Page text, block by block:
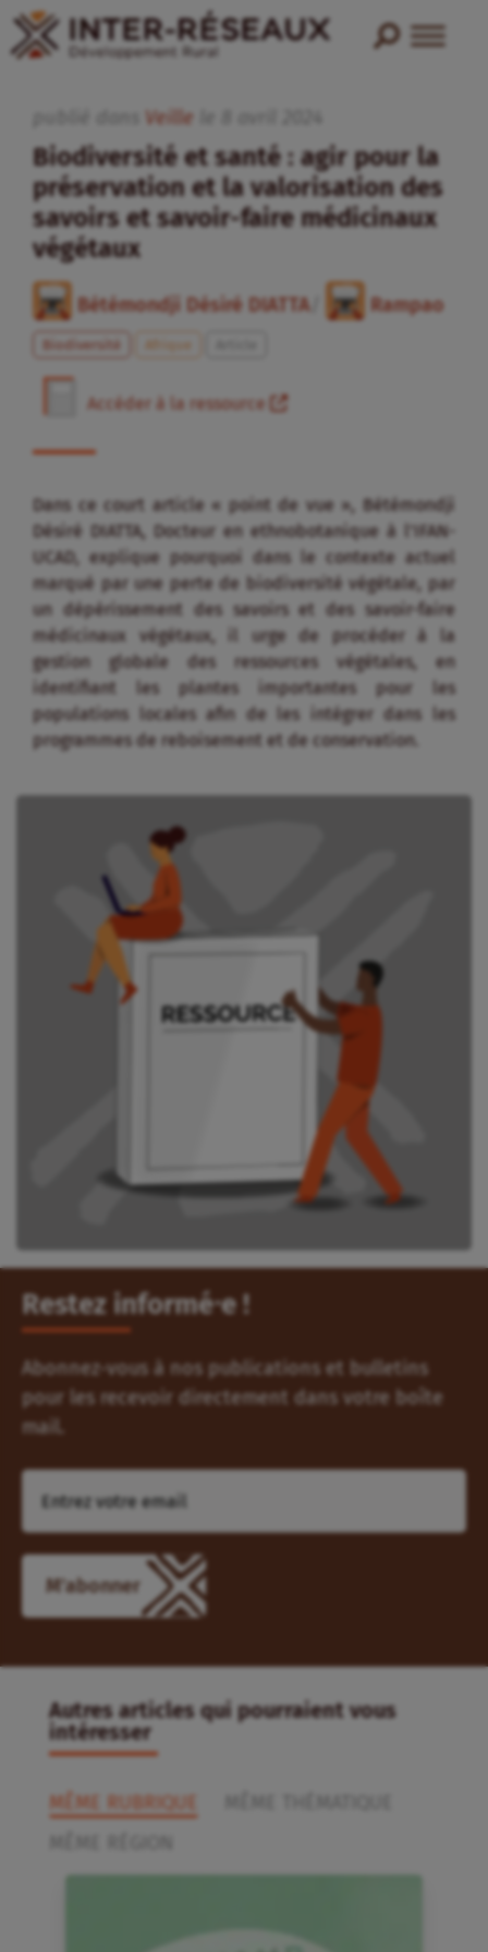
Veille
Biodiversité et santé : agir pour la
préservation et la valorisation des
savoirs et savoir-faire médicinaux
végétaux
Bétémondji Désiré DIATTA Rampao
Biodiversité Afrique
Accéder à la ressource
Dans ce court article « point de vue », Bétémondji
Désiré DIATTA, Docteur en ethnobotanique à l’IFAN-
UCAD, explique pourquoi dans le contexte actuel
marqué par une perte de biodiversité végétale, par
un dépérissement des savoirs et des savoir-faire
médicinaux végétaux, il urge de procéder à la
gestion globale des ressources végétales, en
identifiant les plantes importantes pour les
populations locales afin de les intégrer dans les
programmes de reboisement et de conservation.
Restez informé⸱e !
Abonnez-vous à nos publications et bulletins
pour les recevoir directement dans votre boîte
mail.
M'abonner
Autres articles qui pourraient vous
intéresser
MÊME RUBRIQUE